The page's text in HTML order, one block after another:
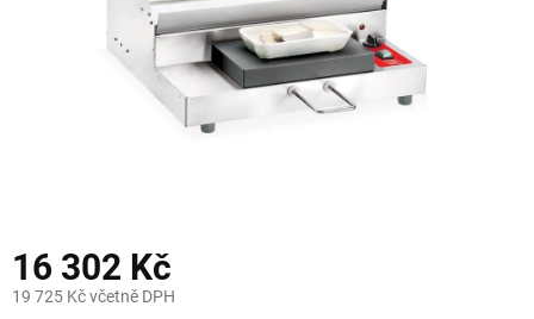
16 302 Kč
19 725 Kč včetně DPH